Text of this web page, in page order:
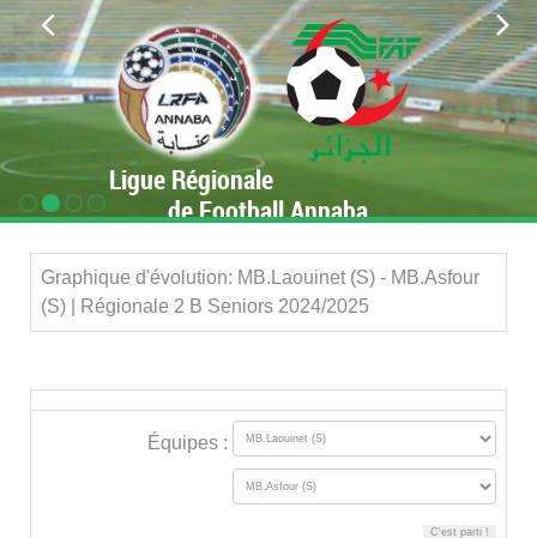
Ligue Régionale
de Football Annaba
Graphique d'évolution: MB.Laouinet (S) - MB.Asfour
(S) | Régionale 2 B Seniors 2024/2025
Équipes :